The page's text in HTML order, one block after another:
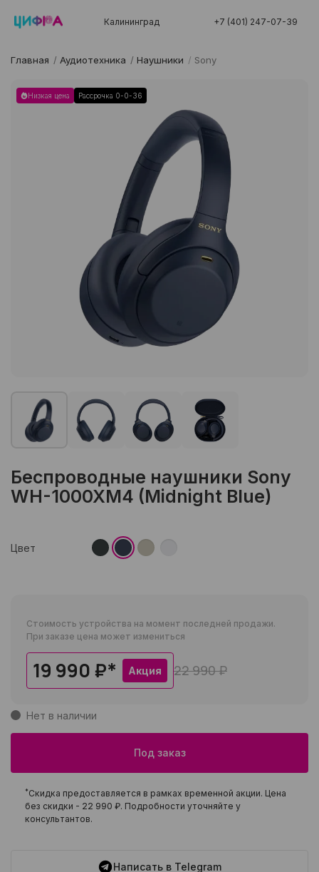
Калининград +7 (401) 247-07-39
Главная / Аудиотехника / Наушники / Sony
Низкая цена Рассрочка 0-0-36
Беспроводные наушники Sony
WH-1000XM4 (Midnight Blue)
Цвет
Стоимость устройства на момент последней продажи.
При заказе цена может измениться
19 990 ₽* Акция 22 990 ₽
Нет в наличии
Под заказ
*Скидка предоставляется в рамках временной акции. Цена
без скидки - 22 990 ₽. Подробности уточняйте у
консультантов.
Написать в Telegram